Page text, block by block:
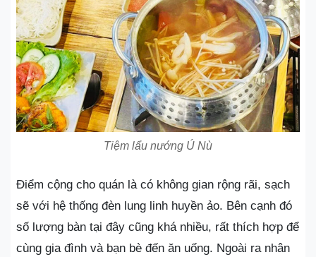
Tiệm lẩu nướng Ú Nù
Điểm cộng cho quán là có không gian rộng rãi, sạch
sẽ với hệ thống đèn lung linh huyền ảo. Bên cạnh đó
số lượng bàn tại đây cũng khá nhiều, rất thích hợp để
cùng gia đình và bạn bè đến ăn uống. Ngoài ra nhân